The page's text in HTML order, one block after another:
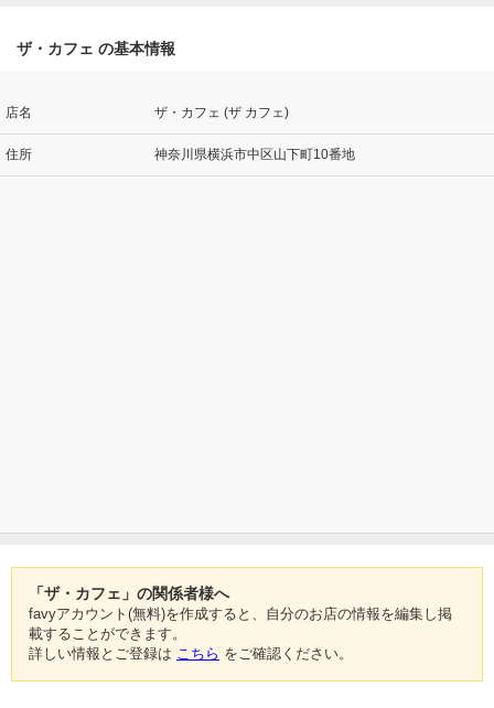
ザ・カフェ の基本情報
店名 ザ・カフェ (ザ カフェ)
住所 神奈川県横浜市中区山下町10番地
「ザ・カフェ」の関係者様へ
favyアカウント(無料)を作成すると、自分のお店の情報を編集し掲
載することができます。
詳しい情報とご登録は こちら をご確認ください。